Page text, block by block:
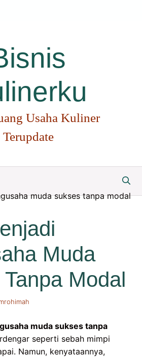
Usaha Kuliner
Terupdate
Muda
Modal
muda sukses tanpa
seperti sebah mimpi
Namun, kenyataannya,